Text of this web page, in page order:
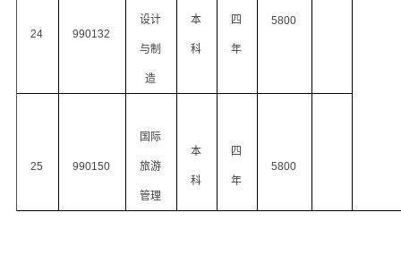
24 990132
设计
与制
造
本
科
四
年
5800
25 990150
国际
旅游
管理
本
科
四
年
5800